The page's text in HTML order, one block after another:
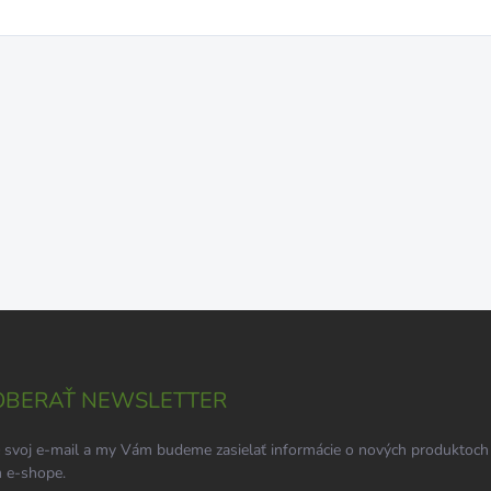
NEWSLETTER
e-mail a my Vám budeme zasielať informácie o nových
e-shope.